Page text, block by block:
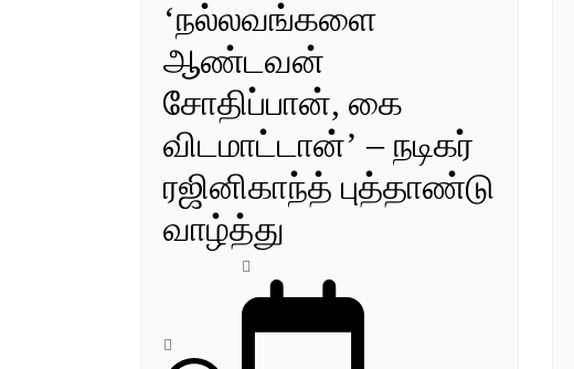
‘நல்லவங்களை
ஆண்டவன்
சோதிப்பான், கை
விடமாட்டான்’ – நடிகர்
ரஜினிகாந்த் புத்தாண்டு
வாழ்த்து